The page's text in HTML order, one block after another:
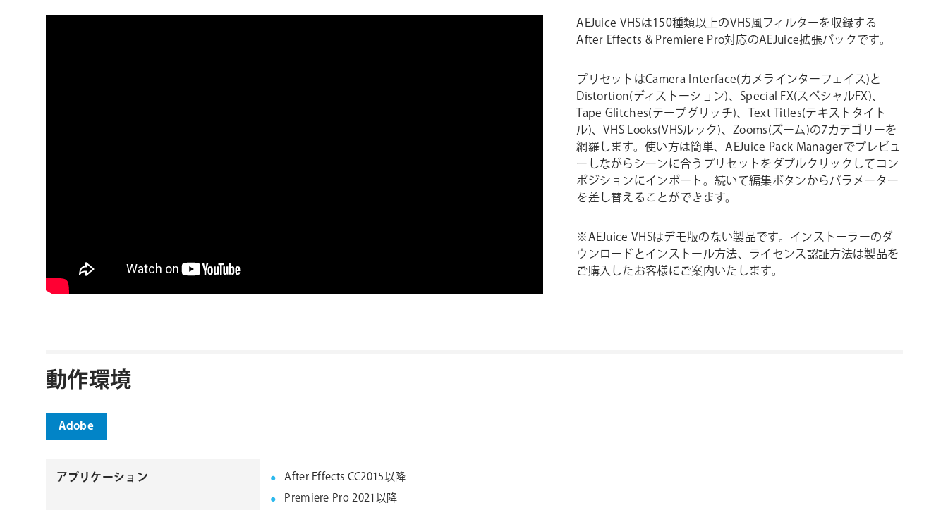
AEJuice VHSは150種類以上のVHS風フィルターを収録する
After Effects & Premiere Pro対応のAEJuice拡張パックです。
プリセットはCamera Interface(カメラインターフェイス)と
Distortion(ディストーション)、Special FX(スペシャルFX)、
Tape Glitches(テープグリッチ)、Text Titles(テキストタイト
ル)、VHS Looks(VHSルック)、Zooms(ズーム)の7カテゴリーを
網羅します。使い方は簡単、AEJuice Pack Managerでプレビュ
ーしながらシーンに合うプリセットをダブルクリックしてコン
ポジションにインポート。続いて編集ボタンからパラメーター
を差し替えることができます。
※AEJuice VHSはデモ版のない製品です。インストーラーのダ
ウンロードとインストール方法、ライセンス認証方法は製品を
ご購入したお客様にご案内いたします。
動作環境
Adobe
アプリケーション
After Effects CC2015以降
Premiere Pro 2021以降